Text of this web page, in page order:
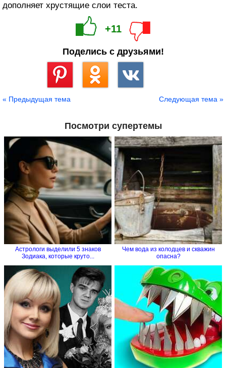
дополняет хрустящие слои теста.
+11
Поделись с друзьями!
« Предыдущая тема Следующая тема »
Посмотри супертемы
Астрологи выделили 5 знаков
Зодиака, которые круто...
Чем вода из колодцев и скважин
опасна?